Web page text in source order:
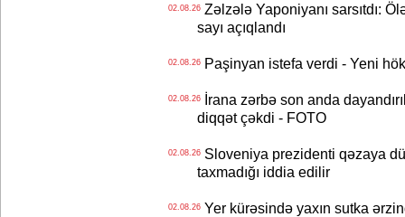
02.08.26Zəlzələ Yaponiyanı sarsıtdı:
sayı açıqlandı
02.08.26Paşinyan istefa verdi - Yeni
02.08.26İrana zərbə son anda
diqqət çəkdi - FOTO
02.08.26Sloveniya prezidenti qəzaya
taxmadığı iddia edilir
02.08.26Yer kürəsində yaxın sutka